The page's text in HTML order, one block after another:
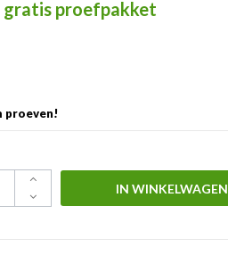
gratis proefpakket
proeven!
IN WINKELWAGEN